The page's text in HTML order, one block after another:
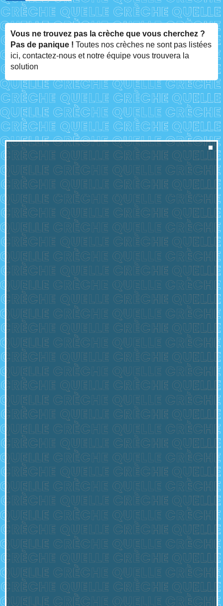
Vous ne trouvez pas la crèche que vous cherchez ?
Pas de panique ! Toutes nos crèches ne sont pas listées
ici, contactez-nous et notre équipe vous trouvera la
solution